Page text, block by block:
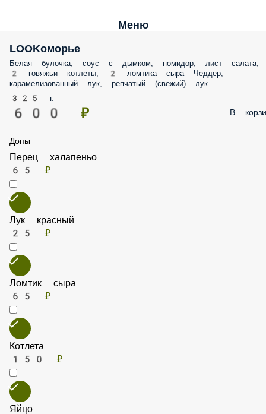
Меню
LOOKоморье
Белая булочка, соус с дымком, помидор, лист салата, 2 говяжьи
котлеты, 2 ломтика сыра Чеддер, карамелизованный лук, репчатый
(свежий) лук.
325 г.
600 ₽ В
Допы
Перец халапеньо
65 ₽
25 ₽
Ломтик сыра
65 ₽
Котлета
150 ₽